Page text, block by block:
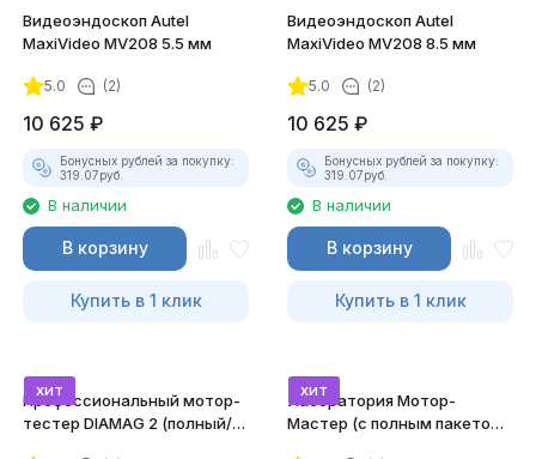
Видеоэндоскоп Autel
MaxiVideo MV208 5.5 мм
5.0 (2)
10 625 ₽
Бонусных рублей за покупку:
319.07руб.
В наличии
В корзину
Купить в 1 клик
Видеоэндоскоп Autel
MaxiVideo MV208 8.5 мм
5.0 (2)
10 625 ₽
Бонусных рублей за покупку:
319.07руб.
В наличии
В корзину
Купить в 1 клик
хит
Профессиональный мотор-
тестер DIAMAG 2 (полный/
хит
Лаборатория Мотор-
Мастер (с полным пакетом